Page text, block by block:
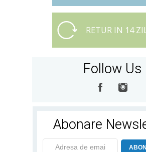
RETUR IN 14
Follow Us
Abonare